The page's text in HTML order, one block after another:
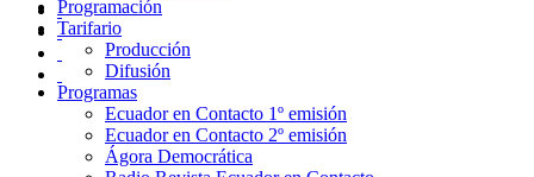
Programación
Tarifario
Producción
Difusión
Programas
Ecuador en Contacto 1º emisión
Ecuador en Contacto 2º emisión
Ágora Democrática